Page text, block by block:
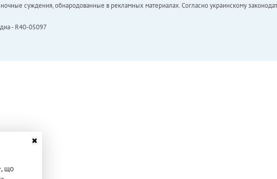
суждения, обнародованные в рекламных материалах. Согласно украинскому
- R40-05097
що